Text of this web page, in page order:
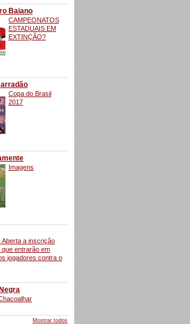
Baiano
CAMPEONATOS
ESTADUAIS EM
EXTINÇÃO?
Copa do Brasil
2017
Imagens
Aberta a inscrição
entrarão em
jogadores contra o
Mostrar todos